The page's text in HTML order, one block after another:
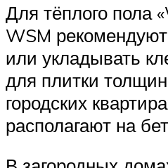
Для тёплого пола
WSM
или укладывать
для плитки
городских
располагают на